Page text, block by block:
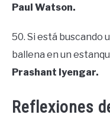
Paul Watson.
50. Si está buscando
ballena en un
Prashant Iyengar.
Reflexiones